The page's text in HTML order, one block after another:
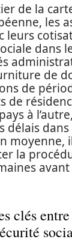
de la
les
leurs
dans
de
de
de
à
délais
moyenne,
la
clés